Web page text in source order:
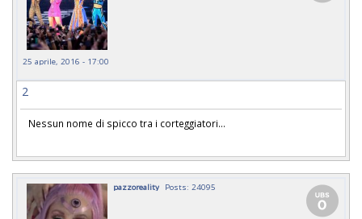
25 aprile, 2016 - 17:00
2
Nessun nome di spicco tra i corteggiatori...
pazzoreality Posts: 24095